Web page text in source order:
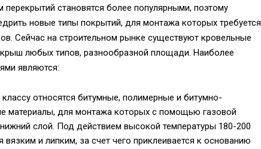
становятся более популярными, поэтому
новые типы покрытий, для монтажа которых требуется
Сейчас на строительном рынке существуют кровельные
любых типов, разнообразной площади. Наиболее
являются:
относятся битумные, полимерные и битумно-
материалы, для монтажа которых с помощью газовой
нижний слой. Под действием высокой температуры 180-200
вязким и липким, за счет чего приклеивается к основанию